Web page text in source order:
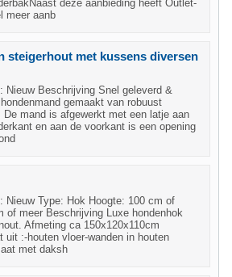
deze aanbieding heeft Outlet-
meer aanb
steigerhout met kussens diversen
Nieuw Beschrijving Snel geleverd &
gemaakt van robuust
mand is afgewerkt met een latje aan
en aan de voorkant is een opening
Nieuw Type: Hok Hoogte: 100 cm of
of meer Beschrijving Luxe hondenhok
Afmeting ca 150x120x110cm
uit :-houten vloer-wanden in houten
met daksh